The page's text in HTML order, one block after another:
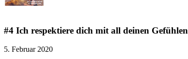
#4 Ich respektiere dich mit all deinen Gefühlen
5. Februar 2020